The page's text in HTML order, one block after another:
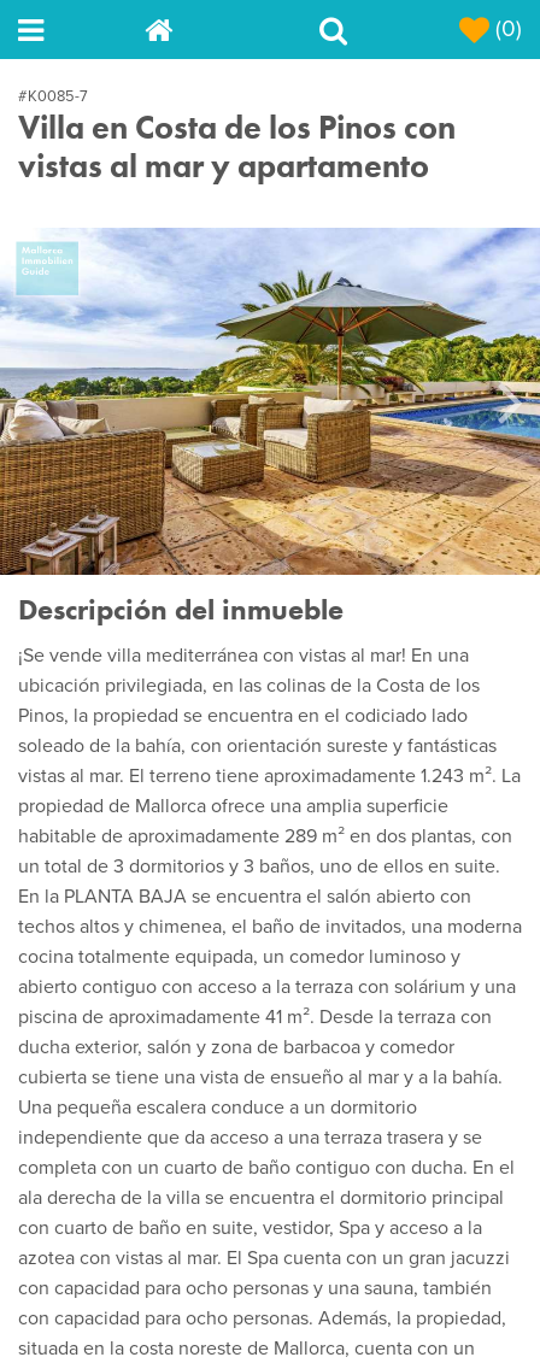
(0)
#K0085-7
Villa en Costa de los Pinos con
vistas al mar y apartamento
Next
Descripción del inmueble
¡Se vende villa mediterránea con vistas al mar! En una
ubicación privilegiada, en las colinas de la Costa de los
Pinos, la propiedad se encuentra en el codiciado lado
soleado de la bahía, con orientación sureste y fantásticas
vistas al mar. El terreno tiene aproximadamente 1.243 m². La
propiedad de Mallorca ofrece una amplia superficie
habitable de aproximadamente 289 m² en dos plantas, con
un total de 3 dormitorios y 3 baños, uno de ellos en suite.
En la PLANTA BAJA se encuentra el salón abierto con
techos altos y chimenea, el baño de invitados, una moderna
cocina totalmente equipada, un comedor luminoso y
abierto contiguo con acceso a la terraza con solárium y una
piscina de aproximadamente 41 m². Desde la terraza con
ducha exterior, salón y zona de barbacoa y comedor
cubierta se tiene una vista de ensueño al mar y a la bahía.
Una pequeña escalera conduce a un dormitorio
independiente que da acceso a una terraza trasera y se
completa con un cuarto de baño contiguo con ducha. En el
ala derecha de la villa se encuentra el dormitorio principal
con cuarto de baño en suite, vestidor, Spa y acceso a la
azotea con vistas al mar. El Spa cuenta con un gran jacuzzi
con capacidad para ocho personas y una sauna, también
con capacidad para ocho personas. Además, la propiedad,
situada en la costa noreste de Mallorca, cuenta con un